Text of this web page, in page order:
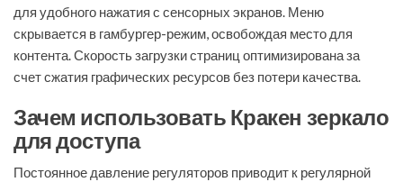
для удобного нажатия с сенсорных экранов. Меню
скрывается в гамбургер-режим, освобождая место для
контента. Скорость загрузки страниц оптимизирована за
счет сжатия графических ресурсов без потери качества.
Зачем использовать Кракен зеркало
для доступа
Постоянное давление регуляторов приводит к регулярной